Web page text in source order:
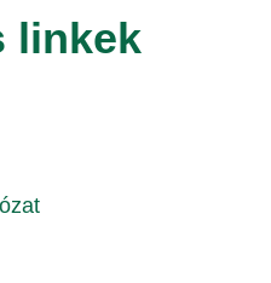
linkek